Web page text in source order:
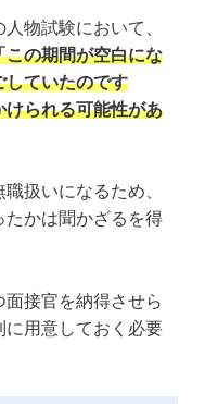
物試験において、
この期間が空白にな
していたのです
けられる可能性があ
扱いになるため、
たかは聞かざるを得
接官を納得させら
に用意しておく必要